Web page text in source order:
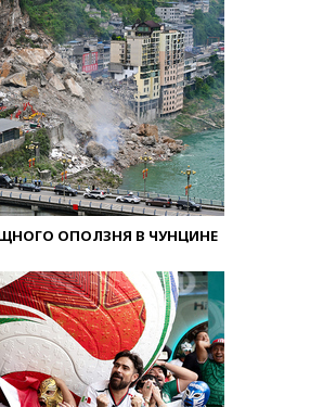
ОПОЛЗНЯ В ЧУНЦИНЕ